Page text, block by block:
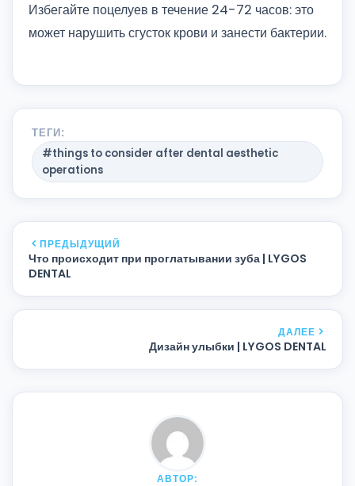
Избегайте поцелуев в течение 24-72 часов: это
может нарушить сгусток крови и занести бактерии.
ТЕГИ:
#things to consider after dental aesthetic
operations
ПРЕДЫДУЩИЙ
Что происходит при проглатывании зуба | LYGOS
DENTAL
ДАЛЕЕ
Дизайн улыбки | LYGOS DENTAL
АВТОР: